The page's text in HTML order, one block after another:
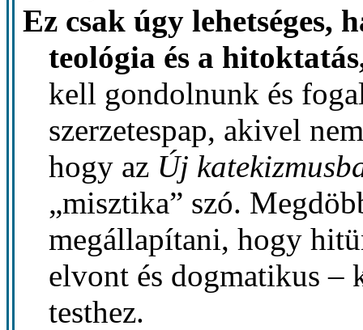
Ez csak úgy lehetséges,
teológia és a
kell gondolnunk és
szerzetespap, akivel
hogy az Új
„misztika” szó.
megállapítani, hogy
elvont és dogmatikus –
testhez.